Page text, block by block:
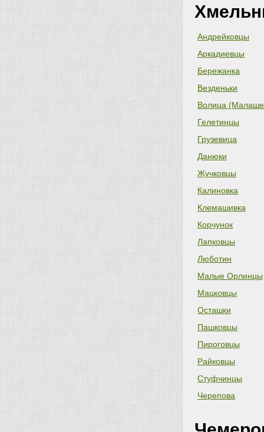
Андрейковцы
Аркадиевцы
Бережанка
Везденьки
Волица
Гелетинцы
Грузевица
Данюки
Жучковцы
Калиновка
Клемашивка
Корчунок
Лапковцы
Люботин
Малые Орлинцы
Мацковцы
Осташки
Пашковцы
Пироговцы
Райковцы
Стуфчинцы
Черепова